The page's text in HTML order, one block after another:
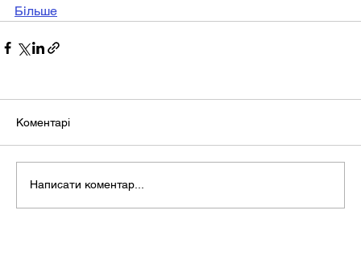
Більше
Коментарі
Написати коментар...